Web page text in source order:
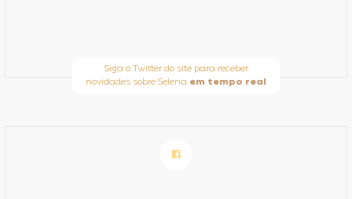
Siga o Twitter do site para receber
novidades sobre Selena em tempo real